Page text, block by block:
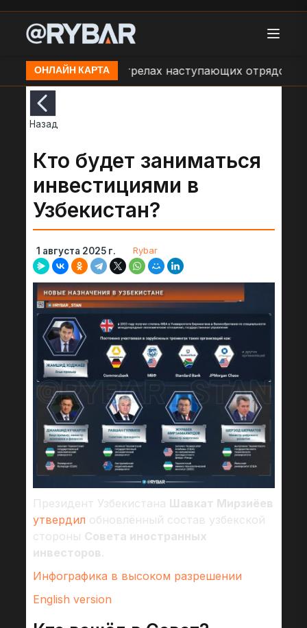
ОНЛАЙН КАРТА
Сообщения об обстрелах наступающих отрядов
Назад
Кто будет заниматься
инвестициями в
Узбекистан?
1 августа 2025 г. Rybar
Президент Узбекистана Шавкат Мирзиёев
утвердил обновлённый состав узбекской
стороны Совета иностранных
инвесторов.
Инфографика в высоком разрешении
English version